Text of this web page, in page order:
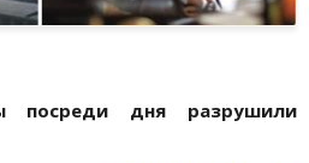
посреди дня разрушили